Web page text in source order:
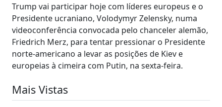
Trump vai participar hoje com líderes europeus e o
Presidente ucraniano, Volodymyr Zelensky, numa
videoconferência convocada pelo chanceler alemão,
Friedrich Merz, para tentar pressionar o Presidente
norte-americano a levar as posições de Kiev e
europeias à cimeira com Putin, na sexta-feira.
Mais Vistas